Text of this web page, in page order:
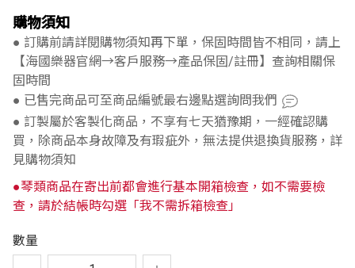
購物須知
● 訂購前請詳閱購物須知再下單，保固時間皆不相同，請上
【海國樂器官網→客戶服務→產品保固/註冊】查詢相關保
固時間
● 已售完商品可至商品編號最右邊點選詢問我們
● 訂製屬於客製化商品，不享有七天猶豫期，一經確認購
買，除商品本身故障及有瑕疵外，無法提供退換貨服務，詳
見購物須知
●琴類商品在寄出前都會進行基本開箱檢查，如不需要檢
查，請於結帳時勾選「我不需拆箱檢查」
數量